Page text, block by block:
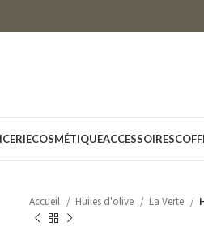
COSMÉTIQUEACCESSOIRES
Accueil Huiles d'olive La Verte